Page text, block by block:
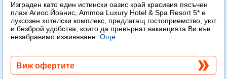
Изграден като един истински оазис край красивия пясъчен
плаж Агиос Йоанис, Ammoa Luxury Hotel & Spa Resort 5* е
луксозен хотелски комплекс, предлагащ гостоприемство, уют
и безброй удобства, които да превърнат ваканцията Ви във
незабравимо изживяване. Още...
Виж офертите